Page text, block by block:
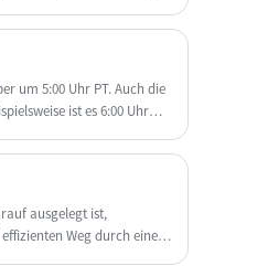
um 5:00 Uhr PT. Auch die
ist es 6:00 Uhr
ausgelegt ist,
Weg durch eine